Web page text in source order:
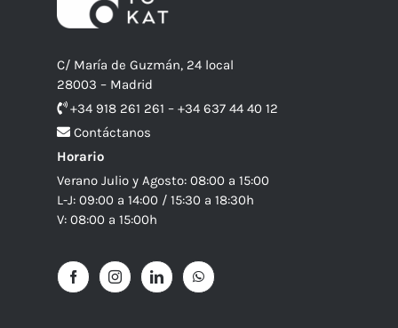
C/ María de Guzmán, 24 local
28003 – Madrid
+34 918 261 261 – +34 637 44 40 12
Contáctanos
Horario
Verano Julio y Agosto: 08:00 a 15:00
L-J: 09:00 a 14:00 / 15:30 a 18:30h
V: 08:00 a 15:00h